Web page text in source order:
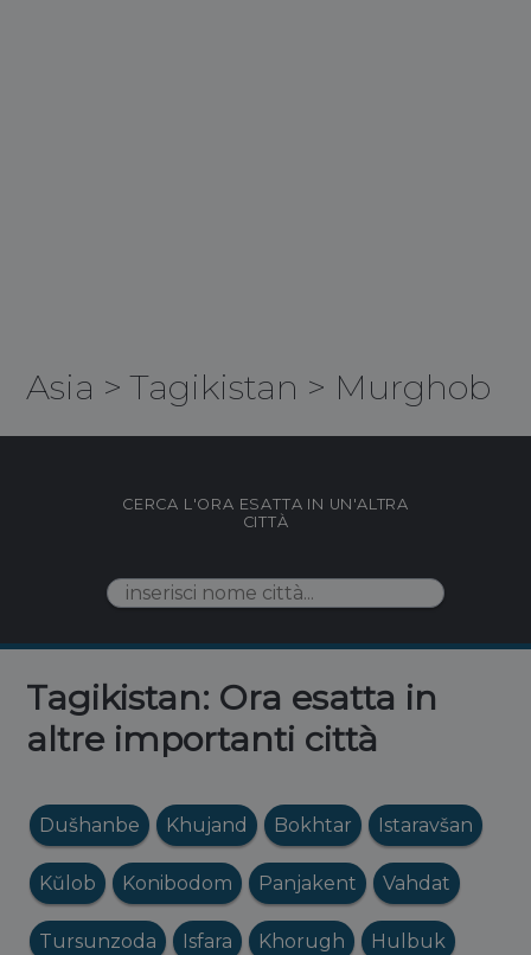
Asia >Tagikistan > Murghob
CERCA L'ORA ESATTA IN UN'ALTRA
CITTÀ
Tagikistan: Ora esatta in
altre importanti città
Dušhanbe Khujand Bokhtar Istaravšan
Kŭlob Konibodom Panjakent Vahdat
Tursunzoda Isfara Khorugh Hulbuk